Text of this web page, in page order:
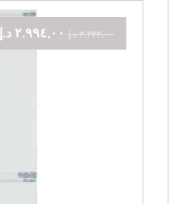
٣.٣٣٣,٠٠ د.إ ٢.٩٩٤,٠٠ د.إ